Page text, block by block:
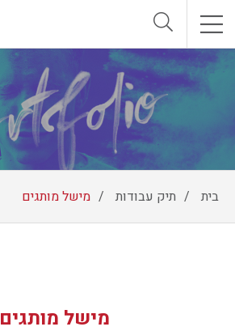
אודות
שירותים
הצוות שלנו
מרכזי
בית תיק עבודות מישל מותגים
מישל מותגים